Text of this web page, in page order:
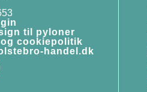
til pyloner
cookiepolitik
handel.dk